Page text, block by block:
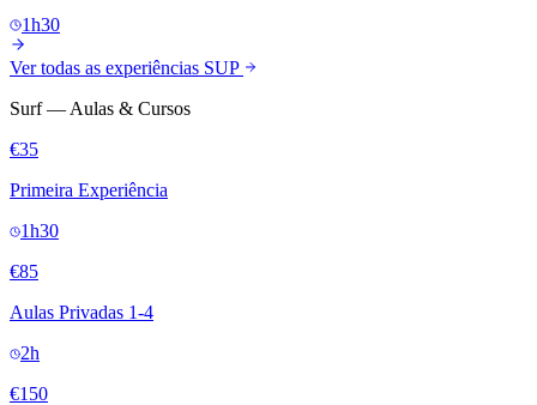
1h30
Ver todas as experiências SUP
Surf — Aulas & Cursos
€35
Primeira Experiência
1h30
€85
Aulas Privadas 1-4
2h
€150